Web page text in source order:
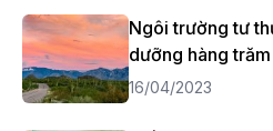
Ngôi trường tư
dưỡng hàng
16/04/2023